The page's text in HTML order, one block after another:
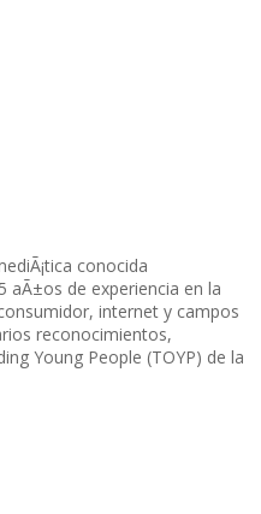
conocida
aÃ±os de experiencia en la
internet y campos
reconocimientos,
Young People (TOYP) de la